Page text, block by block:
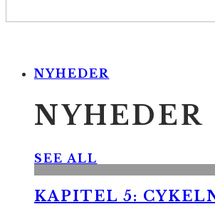
NYHEDER
NYHEDER
SEE ALL
KAPITEL 5: